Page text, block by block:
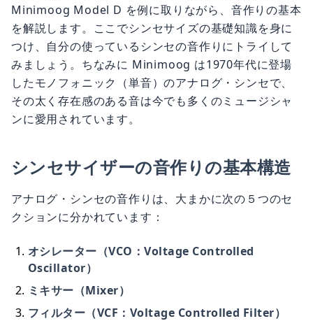
Minimoog Model D を例に取りながら、音作りの基本
を解説します。ここでシンセサイズの基礎知識を身に
つけ、自分の使っているシンセの音作りにトライして
みましょう。ちなみに Minimoog は1970年代に登場
したモノフォニック（単音）のアナログ・シンセで、
その太く存在感のある音は今でも多くのミュージシャ
ンに愛用されています。
シンセサイザーの音作りの基本構造
アナログ・シンセの音作りは、大まかに次の５つのセ
クションに分かれています：
オシレーター（VCO：Voltage Controlled
Oscillator）
ミキサー（Mixer）
フィルター（VCF：Voltage Controlled Filter）